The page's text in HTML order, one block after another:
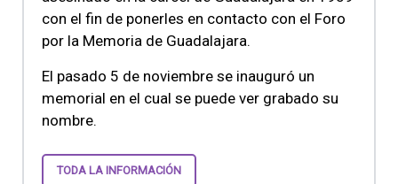
con el fin de ponerles en contacto con el Foro
por la Memoria de Guadalajara.
El pasado 5 de noviembre se inauguró un
memorial en el cual se puede ver grabado su
nombre.
TODA LA INFORMACIÓN